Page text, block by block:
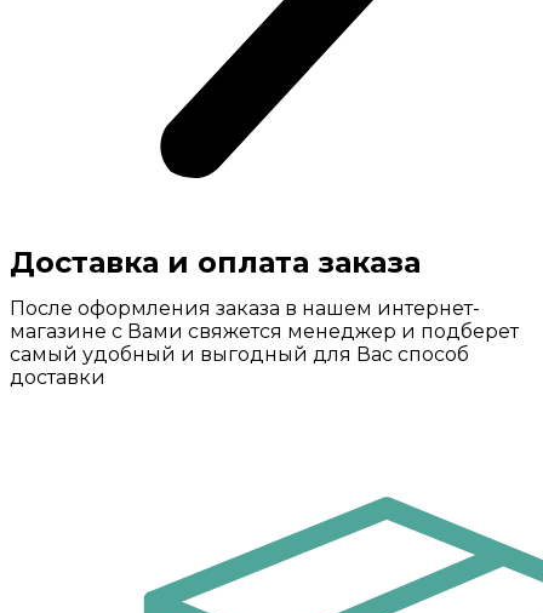
Доставка и оплата заказа
После оформления заказа в нашем интернет-
магазине с Вами свяжется менеджер и подберет
самый удобный и выгодный для Вас способ
доставки